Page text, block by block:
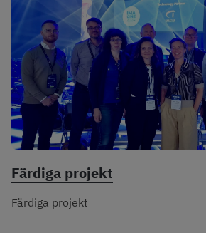
Färdiga projekt
Färdiga projekt